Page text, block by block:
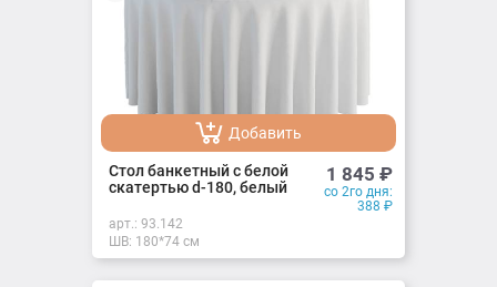
Добавить
Добавлено
Стол банкетный с белой
скатертью d-180, белый
1 845 ₽
со 2го дня:
388 ₽
арт.: 93.142
ШВ: 180*74 см